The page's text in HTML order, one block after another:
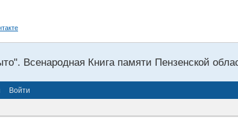
Всенародная Книга памяти Пензенской
Войти